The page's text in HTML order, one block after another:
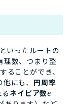
といったルートの
理数、つまり整
ることができ、
にも、 円周率
ネイピア数e